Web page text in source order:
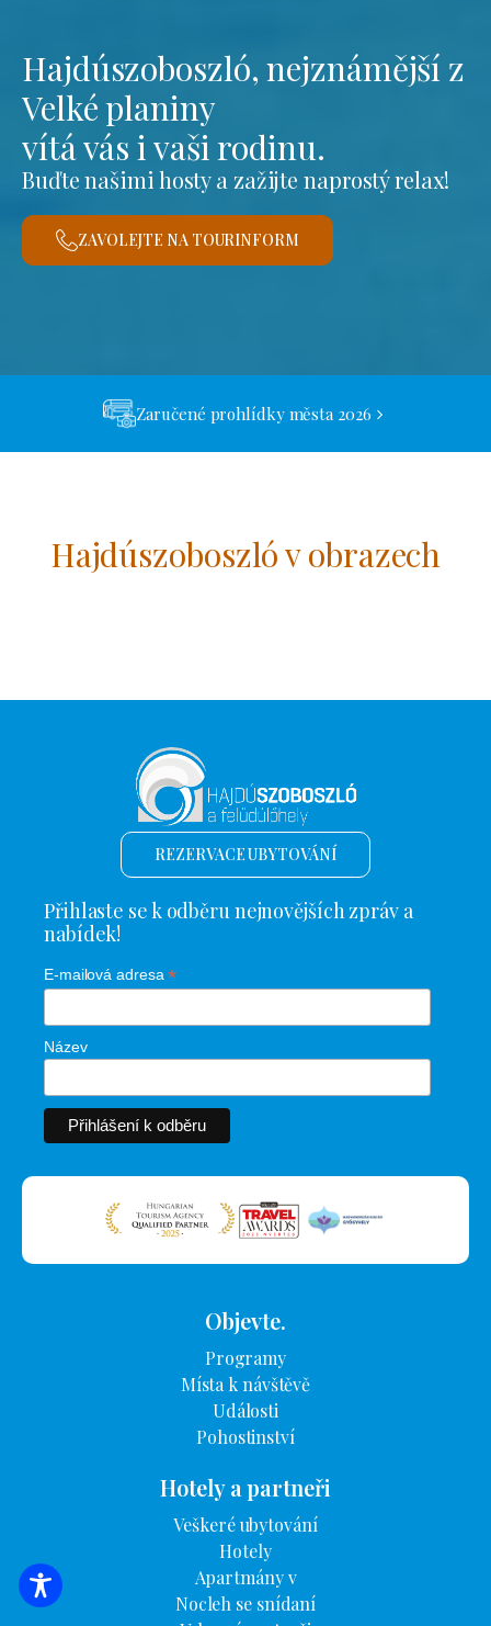
Hajdúszoboszló, nejznámější z
Velké planiny
vítá vás i vaši rodinu.
Buďte našimi hosty a zažijte naprostý relax!
ZAVOLEJTE NA TOURINFORM
Zaručené prohlídky města 2026
Hajdúszoboszló v obrazech
VYHLEDÁVÁNÍ UBYTOVÁNÍ
REZERVACE UBYTOVÁNÍ
Přihlaste se k odběru nejnovějších zpráv a
nabídek!
E-mailová adresa*
Název
Objevte.
Programy
Místa k návštěvě
Události
Pohostinství
Hotely a partneři
Veškeré ubytování
Hotely
Apartmány v
Nocleh se snídaní